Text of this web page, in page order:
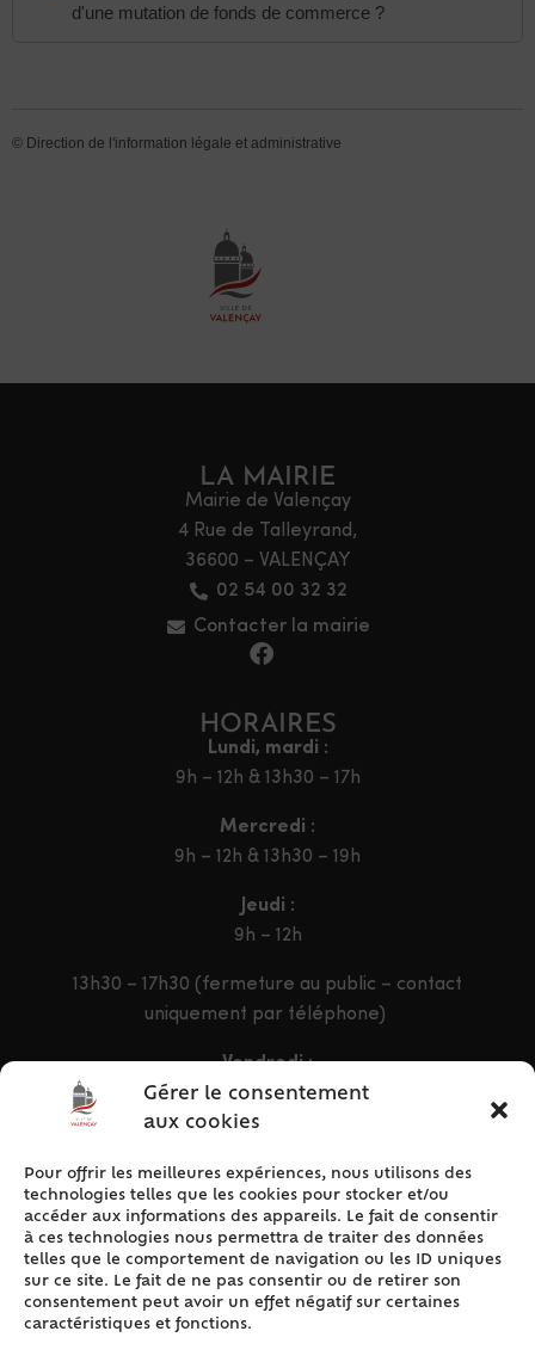
Gérer le consentement
aux cookies
Pour offrir les meilleures expériences, nous utilisons des
technologies telles que les cookies pour stocker et/ou
accéder aux informations des appareils. Le fait de consentir
à ces technologies nous permettra de traiter des données
telles que le comportement de navigation ou les ID uniques
sur ce site. Le fait de ne pas consentir ou de retirer son
consentement peut avoir un effet négatif sur certaines
caractéristiques et fonctions.
d'une mutation de fonds de commerce ?
© Direction de l'information légale et administrative
LA MAIRIE
Mairie de Valençay
4 Rue de Talleyrand,
36600 – VALENÇAY
02 54 00 32 32
Contacter la mairie
HORAIRES
Lundi, mardi :
9h – 12h & 13h30 – 17h
Mercredi :
9h – 12h & 13h30 – 19h
Jeudi :
9h – 12h
13h30 – 17h30 (fermeture au public – contact
uniquement par téléphone)
Vendredi :
9h – 12h & 13h30 – 16h30
ACCÈS RAPIDE
Accueil
Contact
Plan du site
Mentions légales